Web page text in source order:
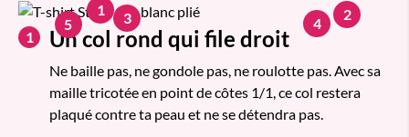
1 Un col rond qui file droit
Ne baille pas, ne gondole pas, ne roulotte pas. Avec sa
maille tricotée en point de côtes 1/1, ce col restera
plaqué contre ta peau et ne se détendra pas.
1 2
3 4
5